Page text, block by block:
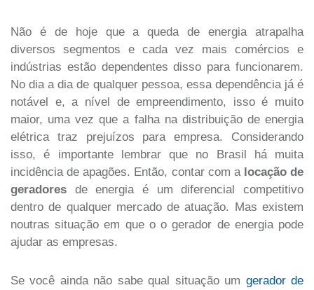
Não é de hoje que a queda de energia atrapalha
diversos segmentos e cada vez mais comércios e
indústrias estão dependentes disso para funcionarem.
No dia a dia de qualquer pessoa, essa dependência já é
notável e, a nível de empreendimento, isso é muito
maior, uma vez que a falha na distribuição de energia
elétrica traz prejuízos para empresa. Considerando
isso, é importante lembrar que no Brasil há muita
incidência de apagões. Então, contar com a locação de
geradores de energia é um diferencial competitivo
dentro de qualquer mercado de atuação. Mas existem
noutras situação em que o o gerador de energia pode
ajudar as empresas.
Se você ainda não sabe qual situação um gerador de